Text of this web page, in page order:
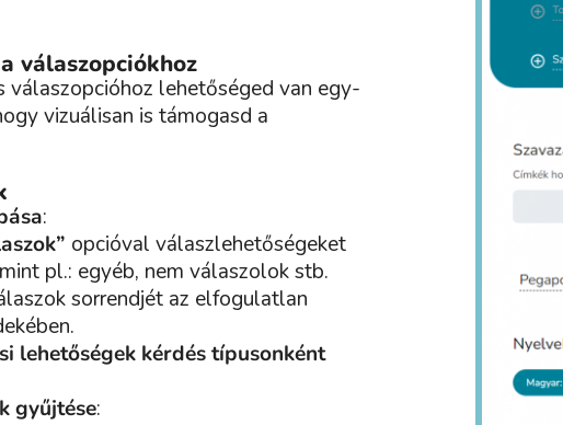
válaszopciókhoz
válaszopcióhoz lehetőséged van egy-
vizuálisan is támogasd a
:
opcióval válaszlehetőségeket
pl.: egyéb, nem válaszolok stb.
sorrendjét az elfogulatlan
lehetőségek kérdés típusonként
gyűjtése: